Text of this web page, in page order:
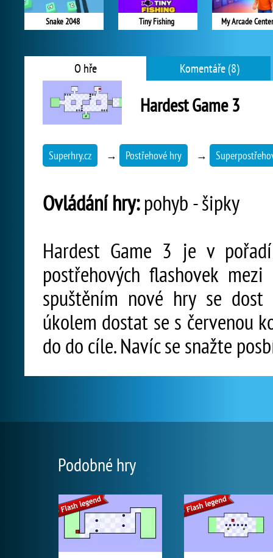
Snake 2048 Tiny Fishing My Arcade
O hře Komentáře (8)
Hardest Game 3
Superhry.cz → Postřehové hry →
Ovládání hry:pohyb - šipky
Hardest Game 3 je v
postřehových flashovek
spuštěním nové hry se
úkolem dostat se s červenou
do do cíle. Navíc se snažte
Podobné hry